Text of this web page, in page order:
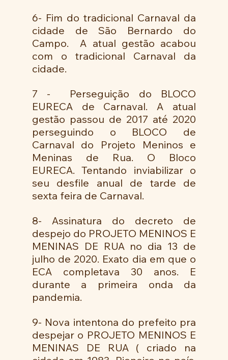
6- Fim do tradicional Carnaval da
cidade de São Bernardo do
Campo.  A atual gestão acabou
com o tradicional Carnaval da
cidade.
7 -  Perseguição do BLOCO
EURECA de Carnaval. A atual
gestão passou de 2017 até 2020
perseguindo o BLOCO de
Carnaval do Projeto Meninos e
Meninas de Rua. O Bloco
EURECA. Tentando inviabilizar o
seu desfile anual de tarde de
sexta feira de Carnaval.
8- Assinatura do decreto de
despejo do PROJETO MENINOS E
MENINAS DE RUA no dia 13 de
julho de 2020. Exato dia em que o
ECA completava 30 anos. E
durante a primeira onda da
pandemia.
9- Nova intentona do prefeito pra
despejar o PROJETO MENINOS E
MENINAS DE RUA ( criado na